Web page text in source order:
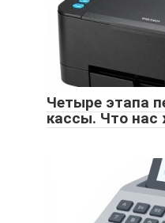
Четыре этапа
кассы. Что нас